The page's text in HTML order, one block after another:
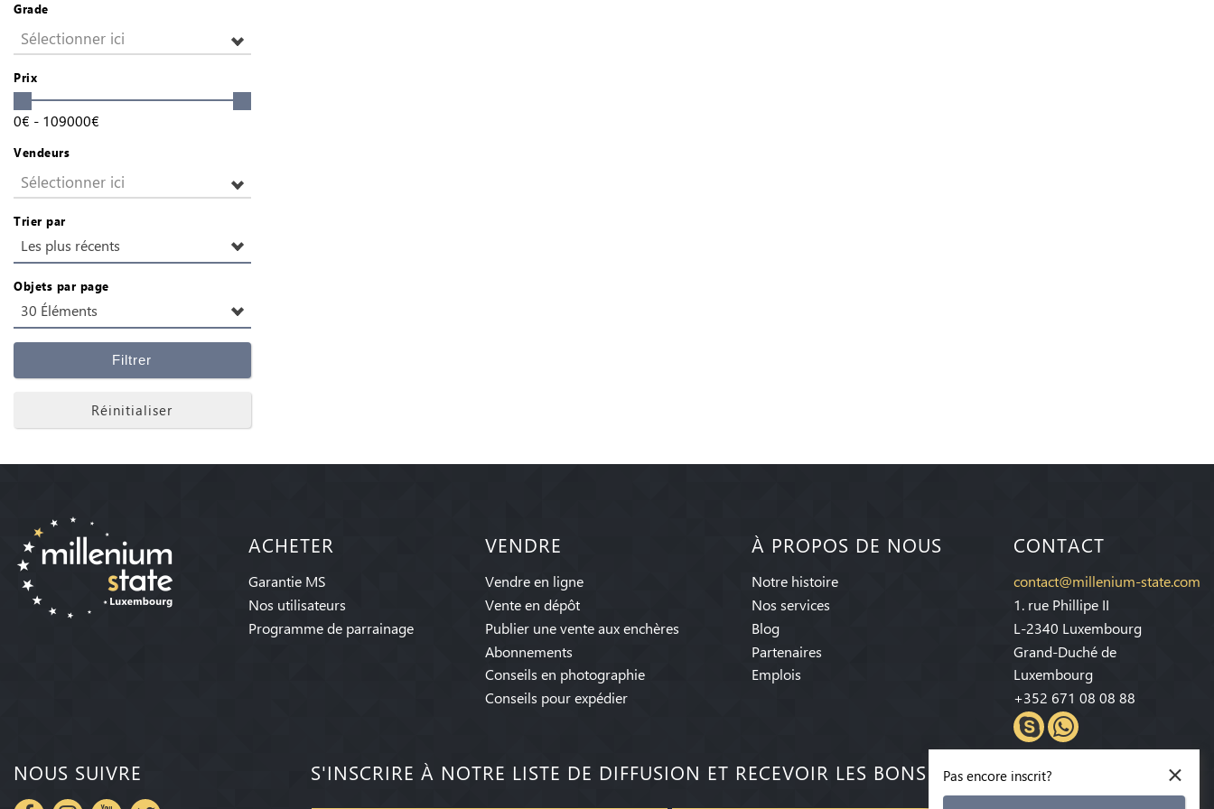
Grade
Sélectionner ici
Prix
0€ - 109000€
Vendeurs
Sélectionner ici
Trier par
Les plus récents
Objets par page
30 Éléments
Filtrer
Réinitialiser
ACHETER
Garantie MS
Nos utilisateurs
Programme de parrainage
VENDRE
Vendre en ligne
Vente en dépôt
Publier une vente aux enchères
Abonnements
Conseils en photographie
Conseils pour expédier
À PROPOS DE NOUS
Notre histoire
Nos services
Blog
Partenaires
Emplois
CONTACT
contact@millenium-state.com
1. rue Phillipe II
L-2340 Luxembourg
Grand-Duché de
Luxembourg
+352 671 08 08 88
NOUS SUIVRE S'INSCRIRE À NOTRE LISTE DE DIFFUSION ET RECEVOIR LES BONS PLANS! ×
Pas encore inscrit?